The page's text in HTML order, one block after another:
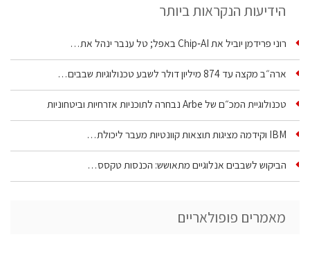
הידיעות הנקראות ביותר
רוני פרידמן יוביל את Chip‑AI באפל; טל ענבר ינהל את…
ארה״ב מקצה עד 874 מיליון דולר לשבע טכנולוגיות שבבים…
טכנולוגיית המכ״ם של Arbe נבחרה לתוכניות אזרחיות וביטחוניות
IBM וקידמה מציגות תוצאות קוונטיות מעבר ליכולת…
הביקוש לשבבים אנלוגיים מתאושש: הכנסות טקסס…
מאמרים פופולאריים